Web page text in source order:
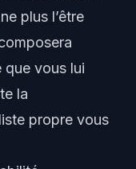
plus l’être
que vous lui
la
propre vous